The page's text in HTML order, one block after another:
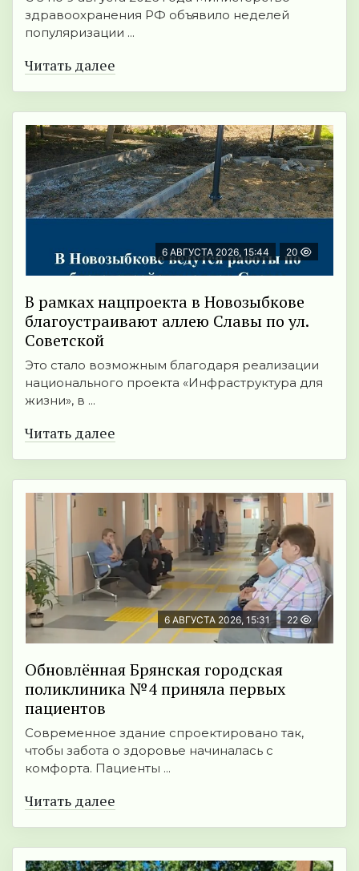
здравоохранения РФ объявило неделей
популяризации ...
Читать далее
6 АВГУСТА 2026, 15:44 20
В рамках нацпроекта в Новозыбкове
благоустраивают аллею Славы по ул.
Советской
Это стало возможным благодаря реализации
национального проекта «Инфраструктура для
жизни», в ...
Читать далее
6 АВГУСТА 2026, 15:31 22
Обновлённая Брянская городская
поликлиника №4 приняла первых
пациентов
Современное здание спроектировано так,
чтобы забота о здоровье начиналась с
комфорта. Пациенты ...
Читать далее